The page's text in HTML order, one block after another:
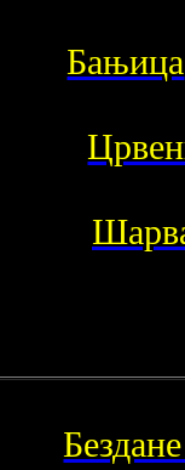
Бањица